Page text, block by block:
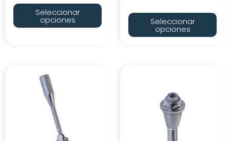
Seleccionar
opciones Seleccionar
opciones